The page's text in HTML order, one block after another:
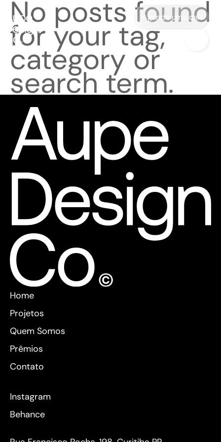
Agende uma call
No posts found
for your tag,
category or
search term.
Home
Projetos
Quem Somos
Prêmios
Contato
Instagram
Behance